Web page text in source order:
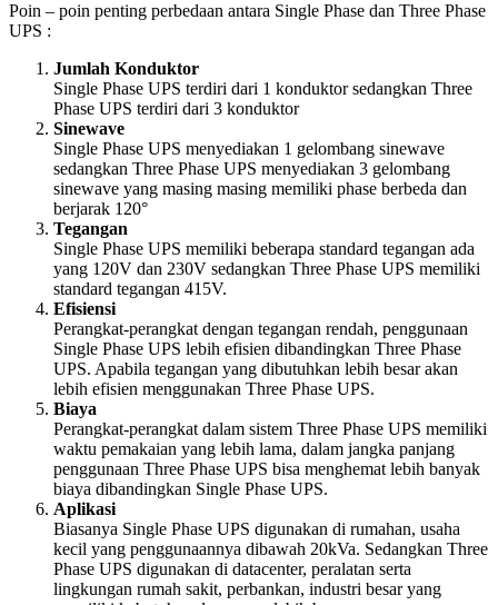
Poin – poin penting perbedaan antara Single Phase dan Three Phase
UPS :
Jumlah Konduktor
Single Phase UPS terdiri dari 1 konduktor sedangkan Three
Phase UPS terdiri dari 3 konduktor
Sinewave
Single Phase UPS menyediakan 1 gelombang sinewave
sedangkan Three Phase UPS menyediakan 3 gelombang
sinewave yang masing masing memiliki phase berbeda dan
berjarak 120°
Tegangan
Single Phase UPS memiliki beberapa standard tegangan ada
yang 120V dan 230V sedangkan Three Phase UPS memiliki
standard tegangan 415V.
Efisiensi
Perangkat-perangkat dengan tegangan rendah, penggunaan
Single Phase UPS lebih efisien dibandingkan Three Phase
UPS. Apabila tegangan yang dibutuhkan lebih besar akan
lebih efisien menggunakan Three Phase UPS.
Biaya
Perangkat-perangkat dalam sistem Three Phase UPS memiliki
waktu pemakaian yang lebih lama, dalam jangka panjang
penggunaan Three Phase UPS bisa menghemat lebih banyak
biaya dibandingkan Single Phase UPS.
Aplikasi
Biasanya Single Phase UPS digunakan di rumahan, usaha
kecil yang penggunaannya dibawah 20kVa. Sedangkan Three
Phase UPS digunakan di datacenter, peralatan serta
lingkungan rumah sakit, perbankan, industri besar yang